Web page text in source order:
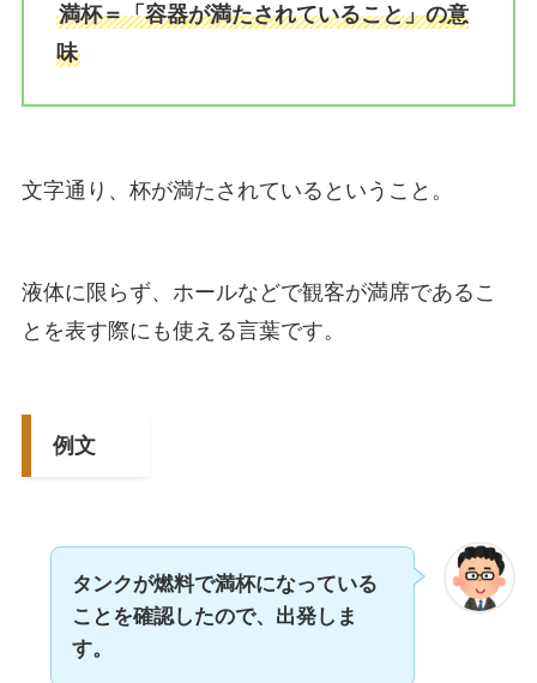
満杯＝「容器が満たされていること」の意
味
文字通り、杯が満たされているということ。
液体に限らず、ホールなどで観客が満席であるこ
とを表す際にも使える言葉です。
例文
タンクが燃料で満杯になっている
ことを確認したので、出発しま
す。